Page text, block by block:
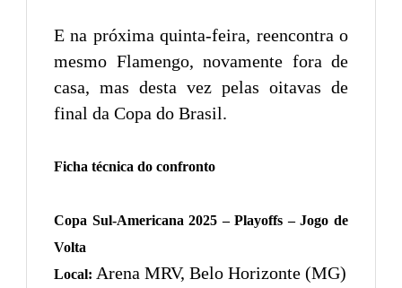
E na próxima quinta-feira, reencontra o
mesmo Flamengo, novamente fora de
casa, mas desta vez pelas oitavas de
final da Copa do Brasil.
Ficha técnica do confronto
Copa Sul-Americana 2025 – Playoffs – Jogo de
Volta
Local: Arena MRV, Belo Horizonte (MG)